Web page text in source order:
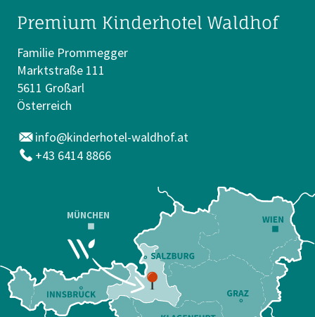
Premium Kinderhotel Waldhof
Familie Prommegger
Marktstraße 111
5611 Großarl
Österreich
info@kinderhotel-waldhof.at
+43 6414 8866
MÜNCHEN